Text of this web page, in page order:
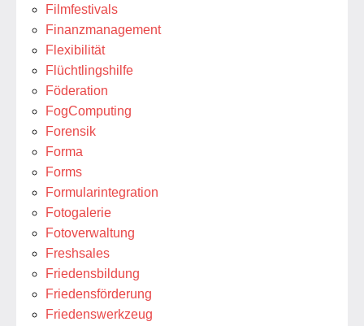
Filmfestivals
Finanzmanagement
Flexibilität
Flüchtlingshilfe
Föderation
FogComputing
Forensik
Forma
Forms
Formularintegration
Fotogalerie
Fotoverwaltung
Freshsales
Friedensbildung
Friedensförderung
Friedenswerkzeug